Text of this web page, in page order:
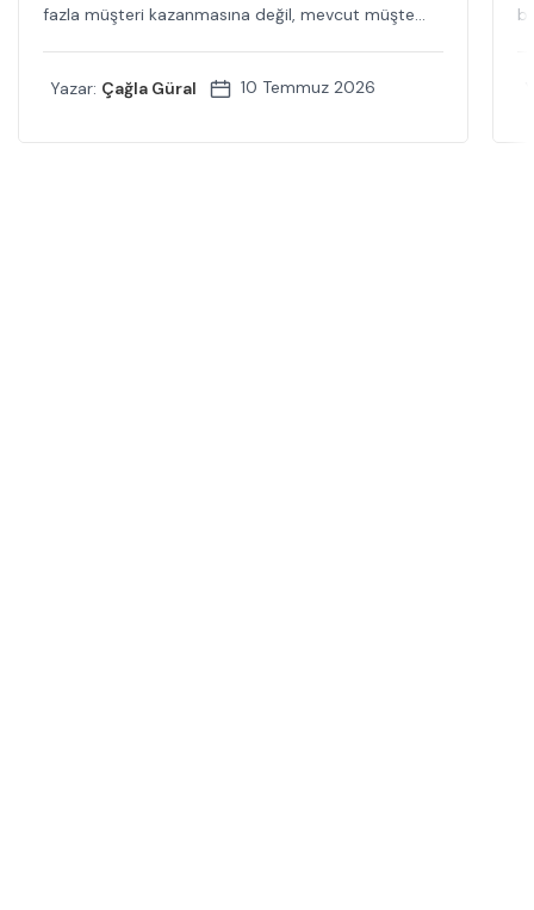
fazla müşteri kazanmasına değil, mevcut müşte...
Yazar: Çağla Güral 10 Temmuz 2026